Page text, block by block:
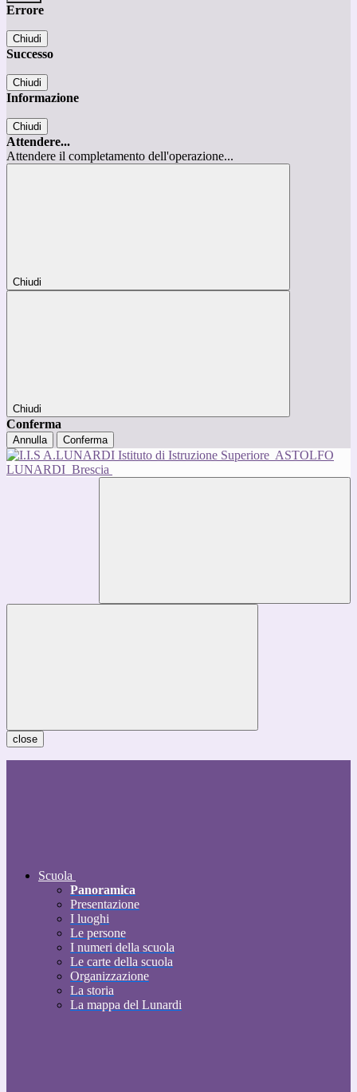
Errore
Chiudi
Successo
Chiudi
Informazione
Chiudi
Attendere...
Attendere il completamento dell'operazione...
Chiudi
Chiudi
Conferma
Annulla Conferma
Istituto di Istruzione Superiore ASTOLFO
LUNARDI Brescia
close
Scuola
Panoramica
Presentazione
I luoghi
Le persone
I numeri della scuola
Le carte della scuola
Organizzazione
La storia
La mappa del Lunardi